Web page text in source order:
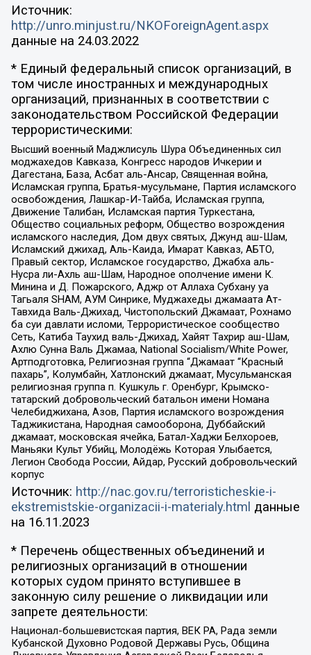
Источник:
http://unro.minjust.ru/NKOForeignAgent.aspx
данные на 24.03.2022
* Единый федеральный список организаций, в
том числе иностранных и международных
организаций, признанных в соответствии с
законодательством Российской Федерации
террористическими:
Высший военный Маджлисуль Шура Объединенных сил
моджахедов Кавказа, Конгресс народов Ичкерии и
Дагестана, База, Асбат аль-Ансар, Священная война,
Исламская группа, Братья-мусульмане, Партия исламского
освобождения, Лашкар-И-Тайба, Исламская группа,
Движение Талибан, Исламская партия Туркестана,
Общество социальных реформ, Общество возрождения
исламского наследия, Дом двух святых, Джунд аш-Шам,
Исламский джихад, Аль-Каида, Имарат Кавказ, АБТО,
Правый сектор, Исламское государство, Джабха аль-
Нусра ли-Ахль аш-Шам, Народное ополчение имени К.
Минина и Д. Пожарского, Аджр от Аллаха Субхану уа
Тагьаля SHAM, АУМ Синрике, Муджахеды джамаата Ат-
Тавхида Валь-Джихад, Чистопольский Джамаат, Рохнамо
ба суи давлати исломи, Террористическое сообщество
Сеть, Катиба Таухид валь-Джихад, Хайят Тахрир аш-Шам,
Ахлю Сунна Валь Джамаа, National Socialism/White Power,
Артподготовка, Религиозная группа “Джамаат “Красный
пахарь”, Колумбайн, Хатлонский джамаат, Мусульманская
религиозная группа п. Кушкуль г. Оренбург, Крымско-
татарский добровольческий батальон имени Номана
Челебиджихана, Азов, Партия исламского возрождения
Таджикистана, Народная самооборона, Дуббайский
джамаат, московская ячейка, Батал-Хаджи Белхороев,
Маньяки Культ Убийц, Молодёжь Которая Улыбается,
Легион Свобода России, Айдар, Русский добровольческий
корпус
Источник: http://nac.gov.ru/terroristicheskie-i-
ekstremistskie-organizacii-i-materialy.html данные
на 16.11.2023
* Перечень общественных объединений и
религиозных организаций в отношении
которых судом принято вступившее в
законную силу решение о ликвидации или
запрете деятельности:
Национал-большевистская партия, ВЕК РА, Рада земли
Кубанской Духовно Родовой Державы Русь, Община